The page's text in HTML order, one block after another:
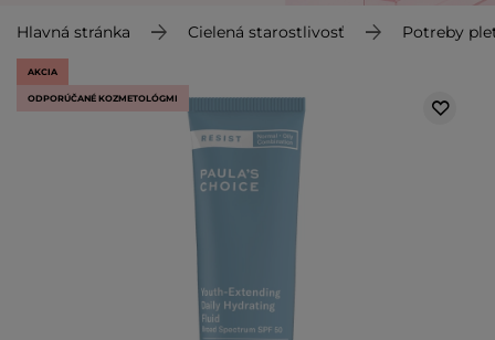
Hlavná stránka Cielená starostlivosť Potreby
AKCIA
ODPORÚČANÉ KOZMETOLÓGMI